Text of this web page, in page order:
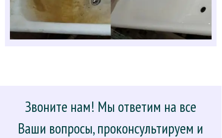
Звоните нам! Мы ответим на все
Ваши вопросы, проконсультируем и